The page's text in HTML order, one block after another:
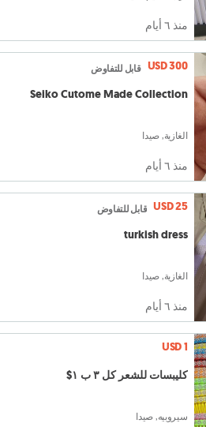
منذ ٦ أيام
USD 300 قابل للتفاوض
Seiko Cutome Made Collection
الغازية, صيدا
منذ ٦ أيام
USD 25 قابل للتفاوض
turkish dress
الغازية, صيدا
منذ ٦ أيام
USD 1
كليبسات للشعر كل ٣ ب ١$
سيروبيه, صيدا